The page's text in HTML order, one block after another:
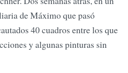
de Máximo que pasó
40 cuadros entre los que
y algunas pinturas sin